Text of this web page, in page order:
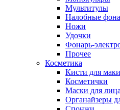
Мультитулы
Налобные
Ножи
Удочки
Фонарь-
Прочее
Косметика
Кисти для
Косметички
Маски для лица
Органайзеры